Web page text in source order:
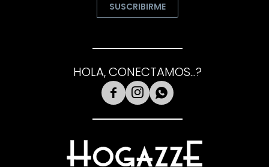
SUSCRIBIRME
HOLA, CONECTAMOS...?
  